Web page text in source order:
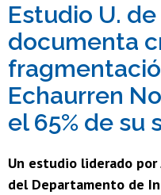
Estudio U.
documenta
Echaurren
el 65% de su
Un estudio liderado por
del Departamento de